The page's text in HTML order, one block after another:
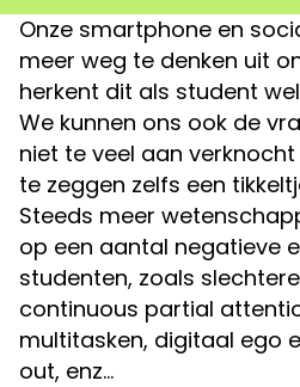
Onze smartphone en
meer weg te denken uit
herkent dit als student
We kunnen ons ook de
niet te veel aan
te zeggen zelfs een
Steeds meer
op een aantal negatieve
studenten, zoals
continuous partial
multitasken, digitaal ego
out, enz…